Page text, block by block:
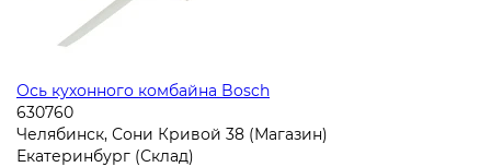
Ось кухонного комбайна Bosch
630760
Челябинск, Сони Кривой 38 (Магазин)
Екатеринбург (Склад)